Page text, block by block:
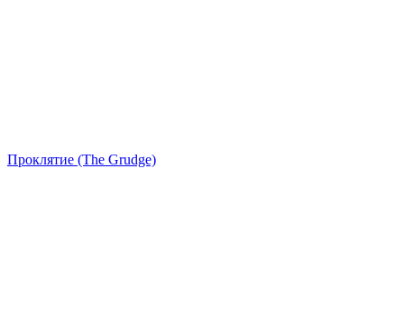
Проклятие (The Grudge)